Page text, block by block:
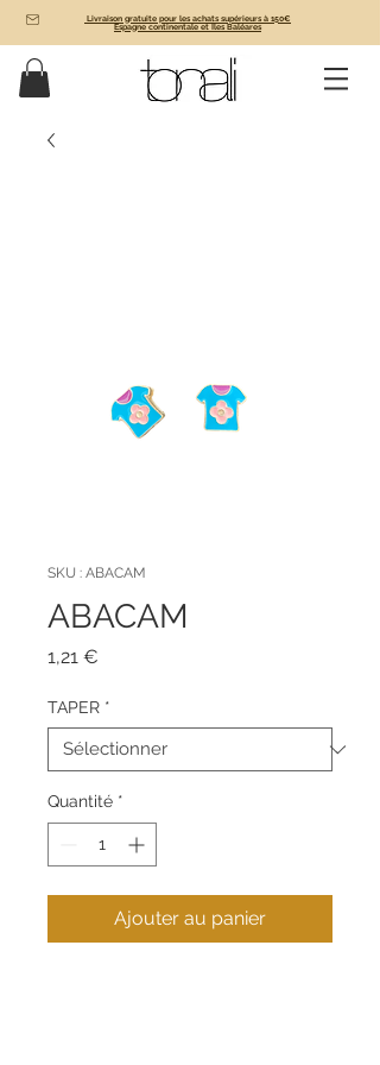
Livraison gratuite pour les achats supérieurs à 150€
Espagne continentale et Îles Baléares
SKU : ABACAM
ABACAM
1,21 €
TAPER *
Quantité *
Ajouter au panier